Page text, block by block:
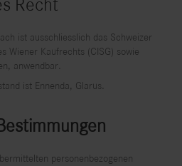
Recht
ist ausschliesslich das Schweizer
Wiener Kaufrechts (CISG) sowie
anwendbar.
ist Ennenda, Glarus.
personenbezogenen